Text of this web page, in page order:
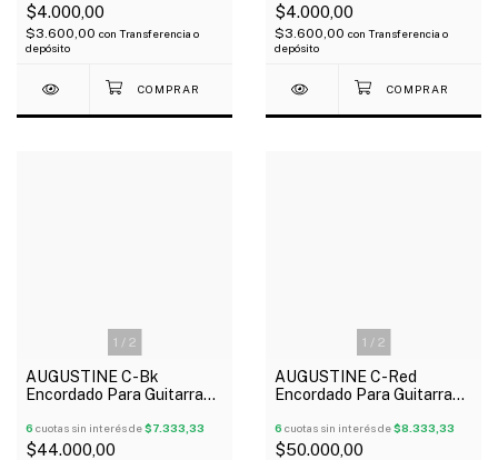
$4.000,00
$3.600,00 con Transferencia o
depósito
$4.000,00
$3.600,00 con Transferencia o
depósito
1 / 2
AUGUSTINE C-Bk
Encordado Para Guitarra
In Usa
6 cuotas sin interés de$7.333,33
$44.000,00
1 / 2
AUGUSTINE C-Red
Encordado Para Guitarra
Made In Usa
6 cuotas sin interés de$8.333,33
$50.000,00